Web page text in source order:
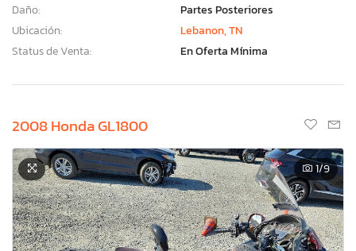
Daño:
Partes Posteriores
Ubicación:
Lebanon, TN
Status de Venta:
En Oferta Mínima
2008 Honda GL1800
1/9